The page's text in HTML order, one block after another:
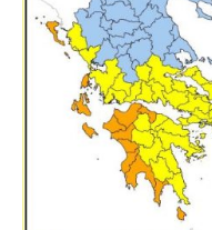
Ψηφιακές
Υπηρεσίες
Επικοινωνία